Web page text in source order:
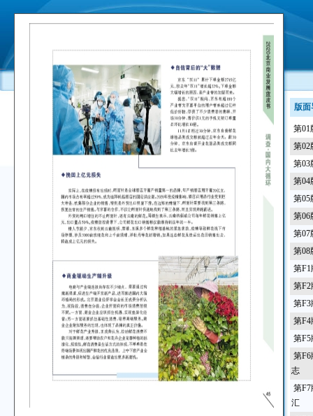
版面
第01
第02
第03
第04
第05
第06
第07
第08
第F1
第F2
第F3
第F4
第F5
第F6
志
第F7
汇